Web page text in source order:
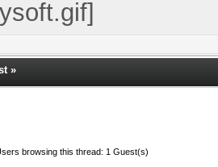
»
browsing this thread: 1 Guest(s)